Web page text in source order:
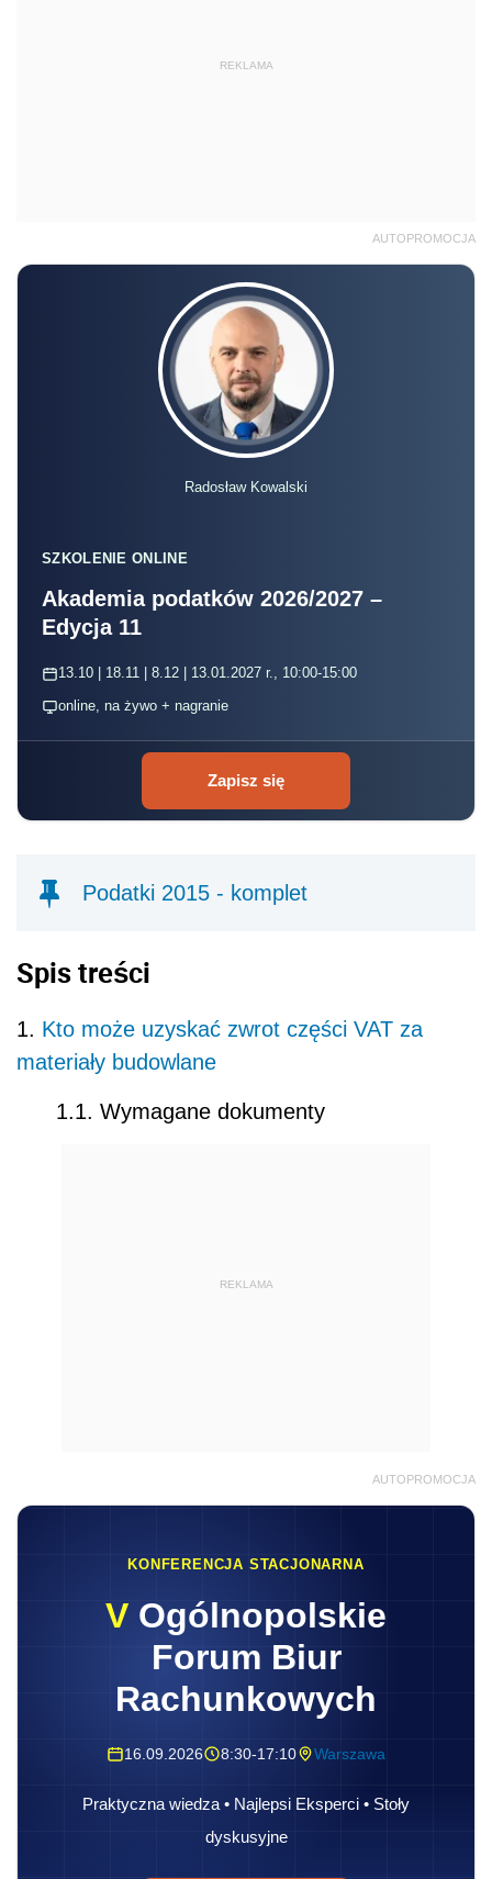
REKLAMA
AUTOPROMOCJA
Radosław Kowalski
SZKOLENIE ONLINE
Akademia podatków 2026/2027 –
Edycja 11
13.10 | 18.11 | 8.12 | 13.01.2027 r., 10:00-15:00
online, na żywo + nagranie
Zapisz się
Podatki 2015 - komplet
Spis treści
1. Kto może uzyskać zwrot części VAT za
materiały budowlane
1.1. Wymagane dokumenty
REKLAMA
AUTOPROMOCJA
KONFERENCJA STACJONARNA
V Ogólnopolskie
Forum Biur
Rachunkowych
16.09.2026 8:30-17:10 Warszawa
Praktyczna wiedza • Najlepsi Eksperci • Stoły
dyskusyjne